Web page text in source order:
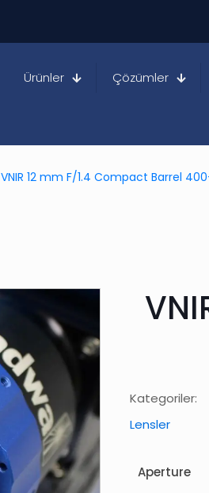
Ürünler Çözümler
VNIR 12 mm F/1.4 Compact Barrel
Kategoriler:
Lensler
Aperture